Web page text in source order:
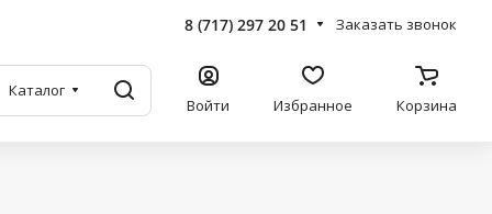
8 (717) 297 20 51 Заказать звонок
Каталог
Войти Избранное Корзина